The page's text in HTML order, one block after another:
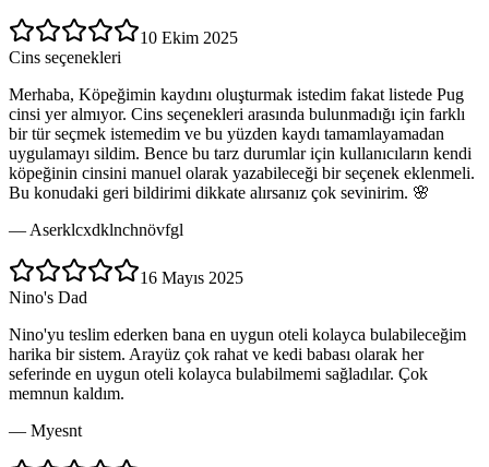
10 Ekim 2025
Cins seçenekleri
Merhaba, Köpeğimin kaydını oluşturmak istedim fakat listede Pug
cinsi yer almıyor. Cins seçenekleri arasında bulunmadığı için farklı
bir tür seçmek istemedim ve bu yüzden kaydı tamamlayamadan
uygulamayı sildim. Bence bu tarz durumlar için kullanıcıların kendi
köpeğinin cinsini manuel olarak yazabileceği bir seçenek eklenmeli.
Bu konudaki geri bildirimi dikkate alırsanız çok sevinirim. 🌸
— Aserklcxdklnchnövfgl
16 Mayıs 2025
Nino's Dad
Nino'yu teslim ederken bana en uygun oteli kolayca bulabileceğim
harika bir sistem. Arayüz çok rahat ve kedi babası olarak her
seferinde en uygun oteli kolayca bulabilmemi sağladılar. Çok
memnun kaldım.
— Myesnt